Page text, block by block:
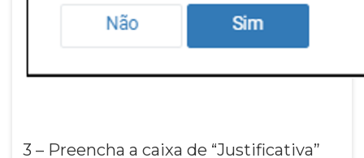
3 – Preencha a caixa de “Justificativa”